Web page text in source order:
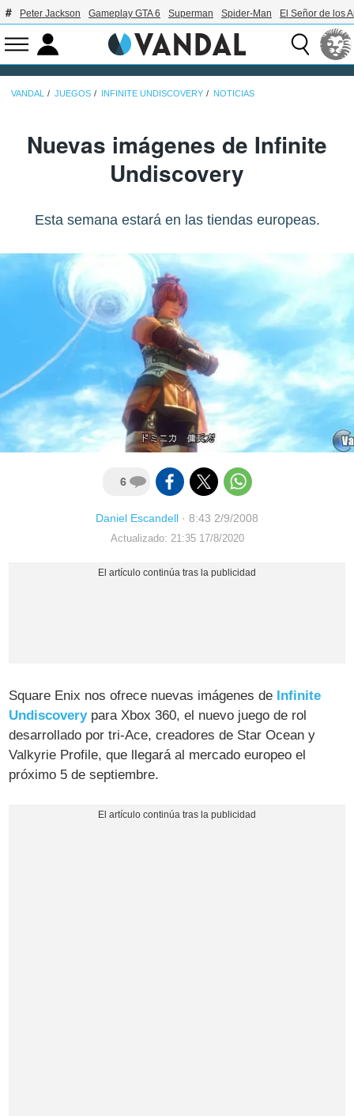
Peter Jackson Gameplay GTA 6 Superman Spider-Man El Señor de los
VANDAL JUEGOS INFINITE UNDISCOVERY NOTICIAS
Nuevas imágenes de Infinite
Undiscovery
Esta semana estará en las tiendas europeas.
6
Daniel Escandell · 8:43 2/9/2008
Actualizado: 21:35 17/8/2020
Square Enix nos ofrece nuevas imágenes de Infinite
Undiscoverypara Xbox 360, el nuevo juego de rol
desarrollado por tri-Ace, creadores de Star Ocean y
Valkyrie Profile, que llegará al mercado europeo el
próximo 5 de septiembre.